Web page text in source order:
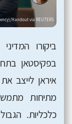
ביקורו
איראן לייצב
מתיחות
כלכליות.